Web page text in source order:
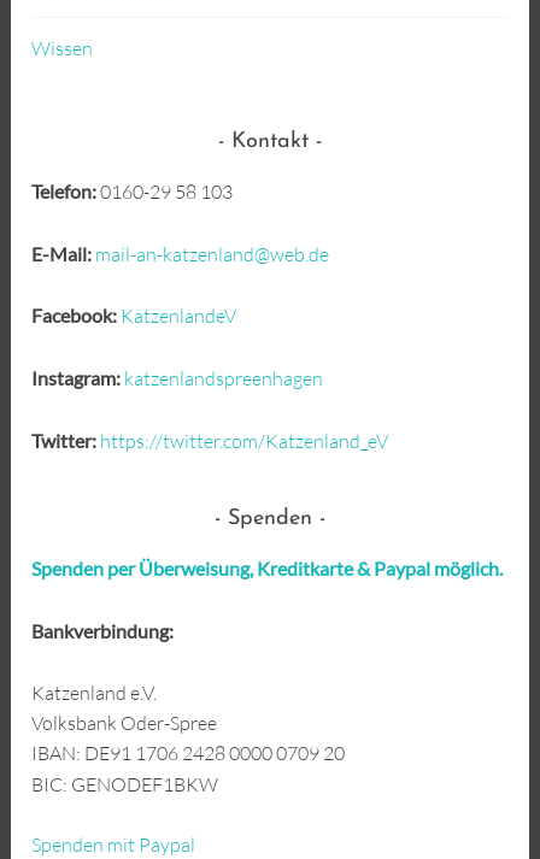
Wissen
Kontakt
Telefon:0160-29 58 103
E-Mail: mail-an-katzenland@web.de
Facebook: KatzenlandeV
Instagram: katzenlandspreenhagen
Twitter: https://twitter.com/Katzenland_eV
Spenden
Spenden per Überweisung, Kreditkarte & Paypal möglich.
Bankverbindung:
Katzenland e.V.
Volksbank Oder-Spree
IBAN: DE91 1706 2428 0000 0709 20
BIC: GENODEF1BKW
Spenden mit Paypal